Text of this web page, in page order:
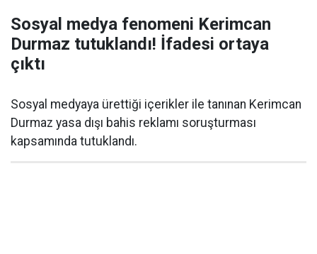
Sosyal medya fenomeni Kerimcan
Durmaz tutuklandı! İfadesi ortaya
çıktı
Sosyal medyaya ürettiği içerikler ile tanınan Kerimcan
Durmaz yasa dışı bahis reklamı soruşturması
kapsamında tutuklandı.